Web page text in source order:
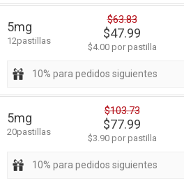
5mg
12pastillas
$63.83
$47.99
$4.00 por pastilla
10% para pedidos siguientes
5mg
20pastillas
$103.73
$77.99
$3.90 por pastilla
10% para pedidos siguientes